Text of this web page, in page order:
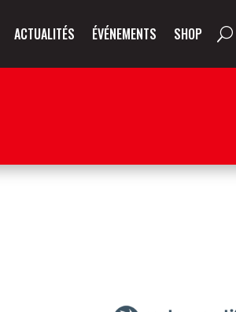
ACTUALITÉS ÉVÉNEMENTS SHOP